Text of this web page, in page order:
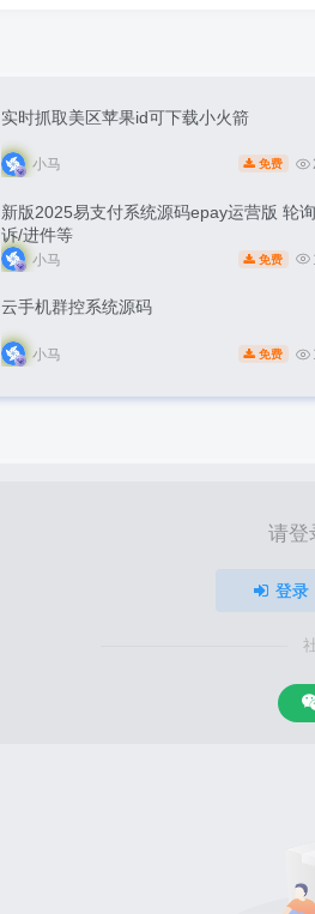
实时抓取美区苹果id可下载小火箭
小马 免费
新版2025易支付系统源码epay运营版 轮
诉/进件等
小马 免费
云手机群控系统源码
小马 免费
请登
登录